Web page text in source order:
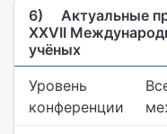
6)
Актуальные
XXVII
учёных
Уровень
конференции